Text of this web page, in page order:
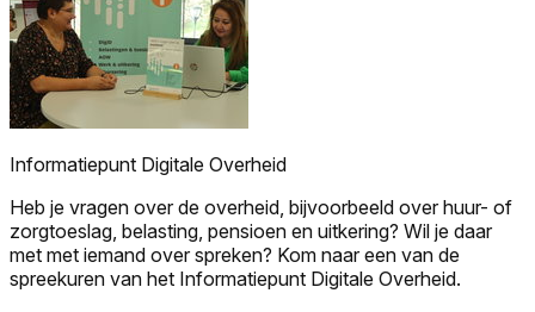
Informatiepunt Digitale Overheid
Heb je vragen over de overheid, bijvoorbeeld over huur- of
zorgtoeslag, belasting, pensioen en uitkering? Wil je daar
met met iemand over spreken? Kom naar een van de
spreekuren van het Informatiepunt Digitale Overheid.